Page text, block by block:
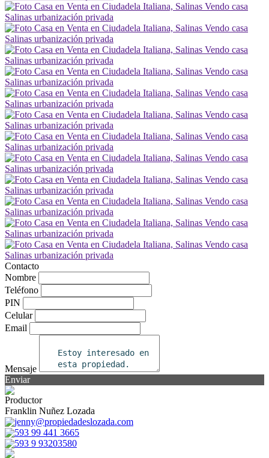
Contacto
Nombre
Teléfono
PIN
Celular
Email
Mensaje
Enviar
Productor
Franklin Nuñez Lozada
jenny@propiedadeslozada.com
593 99 441 3665
593 9 93203580